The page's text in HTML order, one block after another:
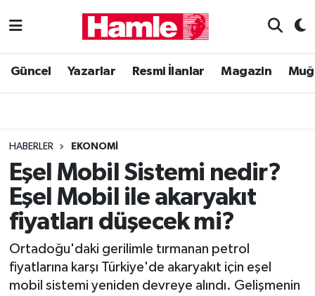
Güncel Yazarlar Resmi İlanlar Magazin
HABERLER EKONOMI
Eşel Mobil Sistemi nedir?
Eşel Mobil ile akaryakıt
fiyatları düşecek mi?
Ortadoğu'daki gerilimle tırmanan petrol
fiyatlarına karşı Türkiye'de akaryakıt için eşel
mobil sistemi yeniden devreye alındı. Gelişmenin
Güncel
Magazin
Muğla Haber
Siyaset
Muğla Nöbetçi Eczaneler
Muğla Trafik Yoğunluk Haritası
Süper Lig Puan Durumu ve Fikstür
Tüm Manşetler
Son Dakika Haberleri